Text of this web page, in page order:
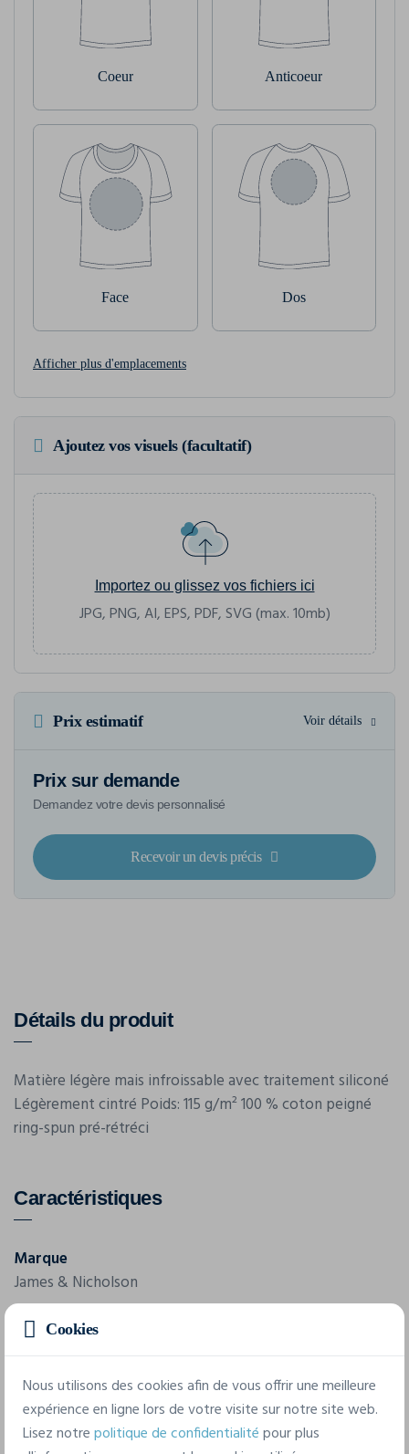
Coeur Anticoeur
Face Dos
Afficher plus d'emplacements
Ajoutez vos visuels (facultatif)
Importez ou glissez vos fichiers ici
JPG, PNG, AI, EPS, PDF, SVG (max. 10mb)
Prix estimatif Voir détails
Prix sur demande
Demandez votre devis personnalisé
Recevoir un devis précis
Détails du produit
Matière légère mais infroissable avec traitement siliconé
Légèrement cintré Poids: 115 g/m² 100 % coton peigné
ring-spun pré-rétréci
Caractéristiques
Marque
James & Nicholson
Référence
JN 184
Composition
100 % coton peigné ring-spun pré-rétréci
Cookies
Nous utilisons des cookies afin de vous offrir une meilleure
expérience en ligne lors de votre visite sur notre site web.
Lisez notrepolitique de confidentialitépour plus